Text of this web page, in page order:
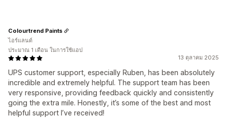
13 ตุลาคม 2025
UPS customer support, especially Ruben, has been absolutely
incredible and extremely helpful. The support team has been
very responsive, providing feedback quickly and consistently
going the extra mile. Honestly, it’s some of the best and most
helpful support I’ve received!
Colourtrend Paints
ไอร์แลนด์
ประมาณ 1 เดือน ในการใช้แอป